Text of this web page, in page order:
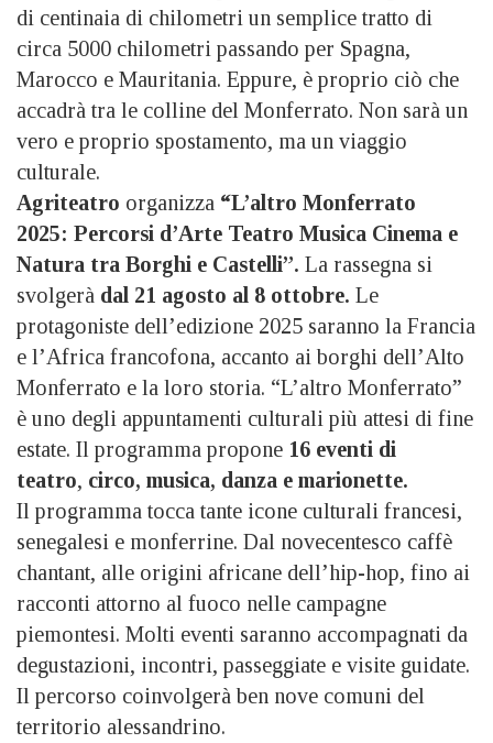
di centinaia di chilometri un semplice tratto di
circa 5000 chilometri passando per Spagna,
Marocco e Mauritania. Eppure, è proprio ciò che
accadrà tra le colline del Monferrato. Non sarà un
vero e proprio spostamento, ma un viaggio
culturale.
Agriteatro organizza “L’altro Monferrato
2025: Percorsi d’Arte Teatro Musica Cinema e
Natura tra Borghi e Castelli”. La rassegna si
svolgerà dal 21 agosto al 8 ottobre. Le
protagoniste dell’edizione 2025 saranno la Francia
e l’Africa francofona, accanto ai borghi dell’Alto
Monferrato e la loro storia. “L’altro Monferrato”
è uno degli appuntamenti culturali più attesi di fine
estate. Il programma propone 16 eventi di
teatro, circo, musica, danza e marionette.
Il programma tocca tante icone culturali francesi,
senegalesi e monferrine. Dal novecentesco caffè
chantant, alle origini africane dell’hip-hop, fino ai
racconti attorno al fuoco nelle campagne
piemontesi. Molti eventi saranno accompagnati da
degustazioni, incontri, passeggiate e visite guidate.
Il percorso coinvolgerà ben nove comuni del
territorio alessandrino.